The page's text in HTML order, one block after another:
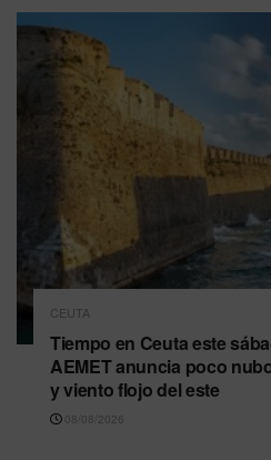
CEUTA
Tiempo en Ceuta este
AEMET anuncia poco
y viento flojo del este
08/08/2026